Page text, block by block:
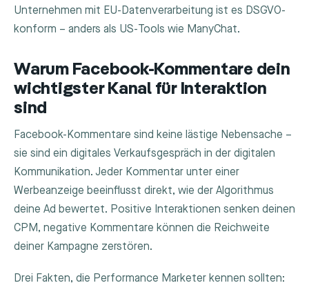
Unternehmen mit EU-Datenverarbeitung ist es DSGVO-
konform – anders als US-Tools wie ManyChat.
Warum Facebook-Kommentare dein
wichtigster Kanal für Interaktion
sind
Facebook-Kommentare sind keine lästige Nebensache –
sie sind ein digitales Verkaufsgespräch in der digitalen
Kommunikation. Jeder Kommentar unter einer
Werbeanzeige beeinflusst direkt, wie der Algorithmus
deine Ad bewertet. Positive Interaktionen senken deinen
CPM, negative Kommentare können die Reichweite
deiner Kampagne zerstören.
Drei Fakten, die Performance Marketer kennen sollten: